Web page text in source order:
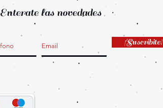
¡Suscribite!
Enterate las novedades